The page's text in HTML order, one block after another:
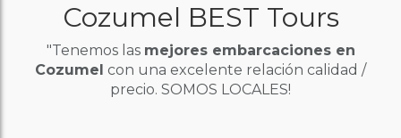
Cozumel BEST Tours
"Tenemos las mejores embarcaciones en
Cozumel con una excelente relación calidad /
precio. SOMOS LOCALES!